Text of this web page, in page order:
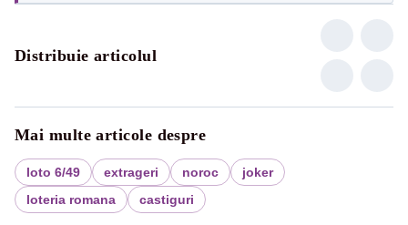
Distribuie articolul
Mai multe articole despre
loto 6/49 extrageri noroc
joker
loteria romana
castiguri